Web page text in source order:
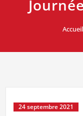
Accueil
24 septembre 2021